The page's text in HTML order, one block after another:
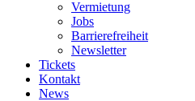
Vermietung
Jobs
Barrierefreiheit
Newsletter
Tickets
Kontakt
News